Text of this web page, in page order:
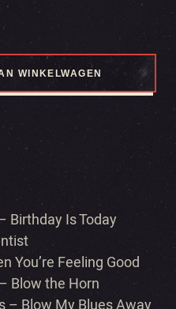
WINKELWAGEN
Birthday Is Today
You’re Feeling Good
Blow the Horn
– Blow My Blues Away